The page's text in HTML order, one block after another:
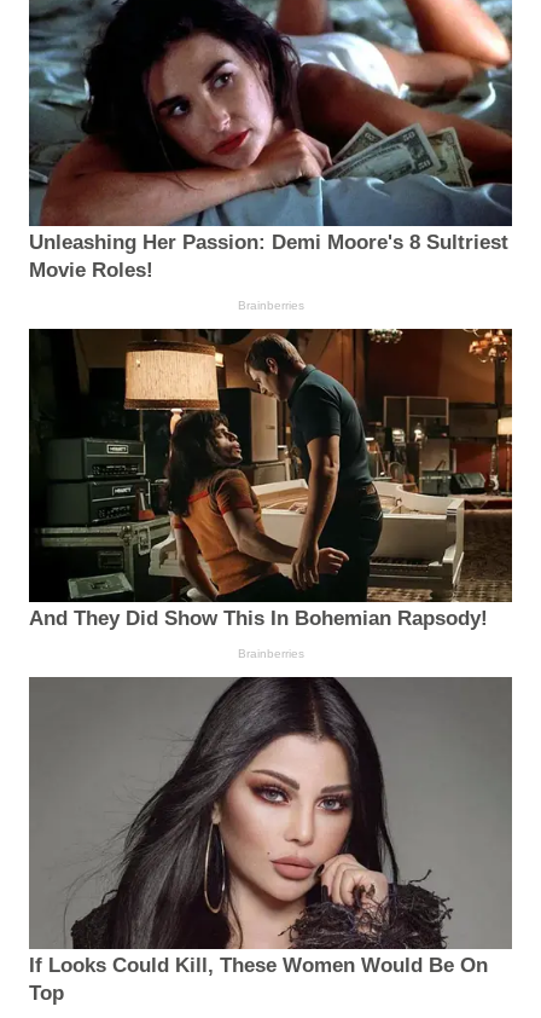
Unleashing Her Passion: Demi Moore's 8 Sultriest
Movie Roles!
Brainberries
And They Did Show This In Bohemian Rapsody!
Brainberries
If Looks Could Kill, These Women Would Be On
Top